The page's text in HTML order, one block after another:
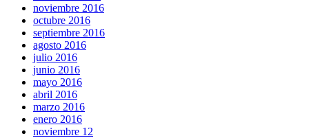
noviembre 2016
octubre 2016
septiembre 2016
agosto 2016
julio 2016
junio 2016
mayo 2016
abril 2016
marzo 2016
enero 2016
noviembre 12